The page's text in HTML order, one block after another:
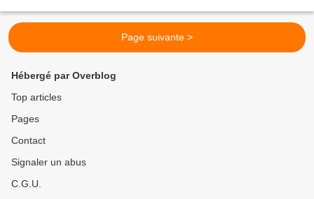
Page suivante >
Hébergé par Overblog
Top articles
Pages
Contact
Signaler un abus
C.G.U.